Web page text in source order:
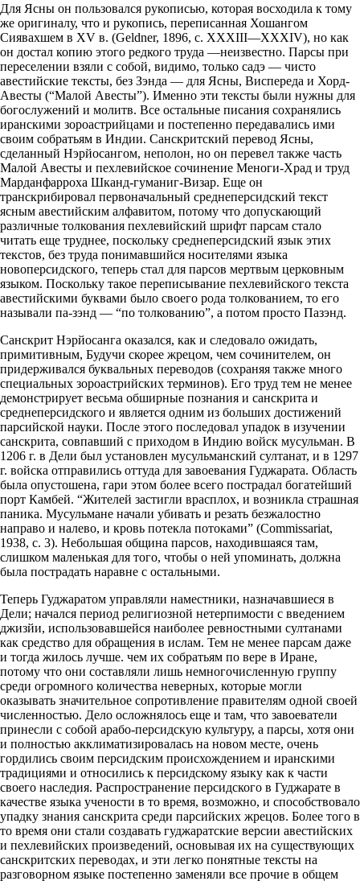
Для Ясны он пользовался рукописью, которая восходила к тому
же оригиналу, что и рукопись, переписанная Хошангом
Сиявахшем в XV в. (Geldner, 1896, с. XXXIII—XXXIV), но как
он достал копию этого редкого труда —неизвестно. Парсы при
переселении взяли с собой, видимо, только садэ — чисто
авестийские тексты, без Зэнда — для Ясны, Виспереда и Хорд-
Авесты (“Малой Авесты”). Именно эти тексты были нужны для
богослужений и молитв. Все остальные писания сохранялись
иранскими зороастрийцами и постепенно передавались ими
своим собратьям в Индии. Санскритский перевод Ясны,
сделанный Нэрйосангом, неполон, но он перевел также часть
Малой Авесты и пехлевийское сочинение Меноги-Храд и труд
Марданфарроха Шканд-гуманиг-Визар. Еще он
транскрибировал первоначальный среднеперсидский текст
ясным авестийским алфавитом, потому что допускающий
различные толкования пехлевийский шрифт парсам стало
читать еще труднее, поскольку среднеперсидский язык этих
текстов, без труда понимавшийся носителями языка
новоперсидского, теперь стал для парсов мертвым церковным
языком. Поскольку такое переписывание пехлевийского текста
авестийскими буквами было своего рода толкованием, то его
называли па-зэнд — “по толкованию”, а потом просто Пазэнд.
Санскрит Нэрйосанга оказался, как и следовало ожидать,
примитивным, Будучи скорее жрецом, чем сочинителем, он
придерживался буквальных переводов (сохраняя также много
специальных зороастрийских терминов). Его труд тем не менее
демонстрирует весьма обширные познания и санскрита и
среднеперсидского и является одним из больших достижений
парсийской науки. После этого последовал упадок в изучении
санскрита, совпавший с приходом в Индию войск мусульман. В
1206 г. в Дели был установлен мусульманский султанат, и в 1297
г. войска отправились оттуда для завоевания Гуджарата. Область
была опустошена, гари этом более всего пострадал богатейший
порт Камбей. “Жителей застигли врасплох, и возникла страшная
паника. Мусульмане начали убивать и резать безжалостно
направо и налево, и кровь потекла потоками” (Commissariat,
1938, с. 3). Небольшая община парсов, находившаяся там,
слишком маленькая для того, чтобы о ней упоминать, должна
была пострадать наравне с остальными.
Теперь Гуджаратом управляли наместники, назначавшиеся в
Дели; начался период религиозной нетерпимости с введением
джизйи, использовавшейся наиболее ревностными султанами
как средство для обращения в ислам. Тем не менее парсам даже
и тогда жилось лучше. чем их собратьям по вере в Иране,
потому что они составляли лишь немногочисленную группу
среди огромного количества неверных, которые могли
оказывать значительное сопротивление правителям одной своей
численностью. Дело осложнялось еще и там, что завоеватели
принесли с собой арабо-персидскую культуру, а парсы, хотя они
и полностью акклиматизировалась на новом месте, очень
гордились своим персидским происхождением и иранскими
традициями и относились к персидскому языку как к части
своего наследия. Распространение персидского в Гуджарате в
качестве языка учености в то время, возможно, и способствовало
упадку знания санскрита среди парсийских жрецов. Более того в
то время они стали создавать гуджаратские версии авестийских
и пехлевийских произведений, основывая их на существующих
санскритских переводах, и эти легко понятные тексты на
разговорном языке постепенно заменяли все прочие в общем